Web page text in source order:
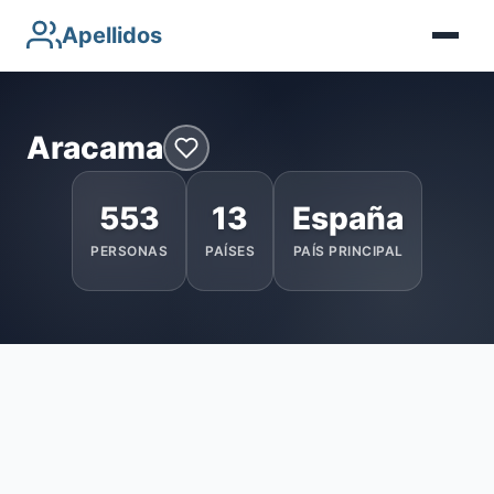
Apellidos
Aracama
553
PERSONAS
13
PAÍSES
España
PAÍS PRINCIPAL